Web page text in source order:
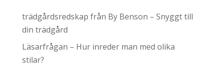
trädgårdsredskap från By Benson – Snyggt till
din trädgård
Läsarfrågan – Hur inreder man med olika
stilar?